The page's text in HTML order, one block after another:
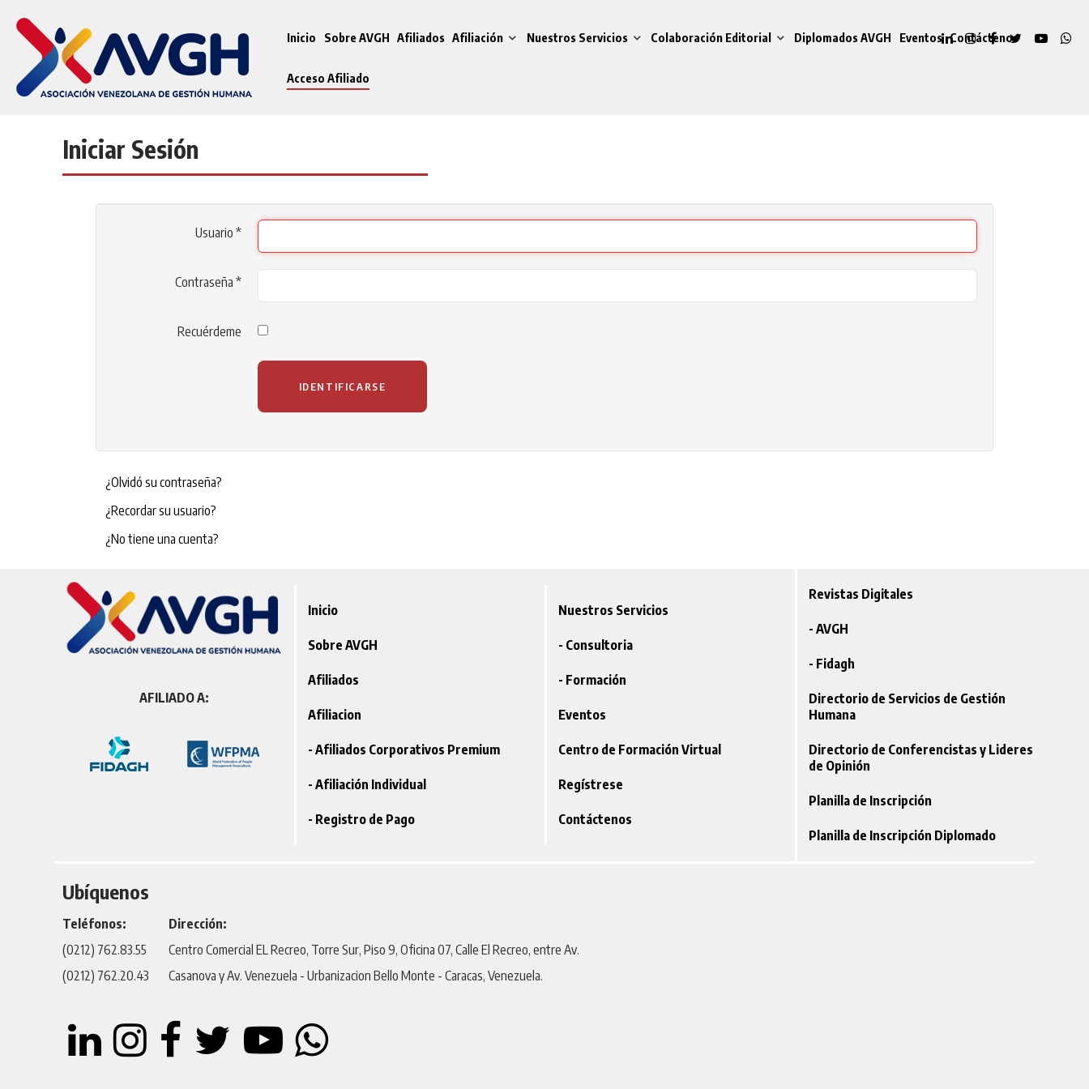
Inicio Sobre AVGH Afiliados Afiliación Nuestros Servicios Colaboración Editorial Diplomados AVGH Eventos Contáctenos
Acceso Afiliado
Iniciar Sesión
Usuario *
Contraseña *
Recuérdeme
IDENTIFICARSE
¿Olvidó su contraseña?
¿Recordar su usuario?
¿No tiene una cuenta?
AFILIADO A:
Inicio
Sobre AVGH
Afiliados
Afiliacion
- Afiliados Corporativos Premium
- Afiliación Individual
- Registro de Pago
Nuestros Servicios
- Consultoria
- Formación
Eventos
Centro de Formación Virtual
Regístrese
Contáctenos
Revistas Digitales
- AVGH
- Fidagh
Directorio de Servicios de Gestión
Humana
Directorio de Conferencistas y Lideres
de Opinión
Planilla de Inscripción
Planilla de Inscripción Diplomado
Ubíquenos
Teléfonos:
(0212) 762.83.55
(0212) 762.20.43
Dirección:
Centro Comercial EL Recreo, Torre Sur, Piso 9, Oficina 07, Calle El Recreo, entre Av.
Casanova y Av. Venezuela - Urbanizacion Bello Monte - Caracas, Venezuela.